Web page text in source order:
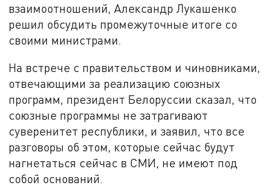
взаимоотношений, Александр Лукашенко
решил обсудить промежуточные итоге со
своими министрами.
На встрече с правительством и чиновниками,
отвечающими за реализацию союзных
программ, президент Белоруссии сказал, что
союзные программы не затрагивают
суверенитет республики, и заявил, что все
разговоры об этом, которые сейчас будут
нагнетаться сейчас в СМИ, не имеют под
собой оснований.